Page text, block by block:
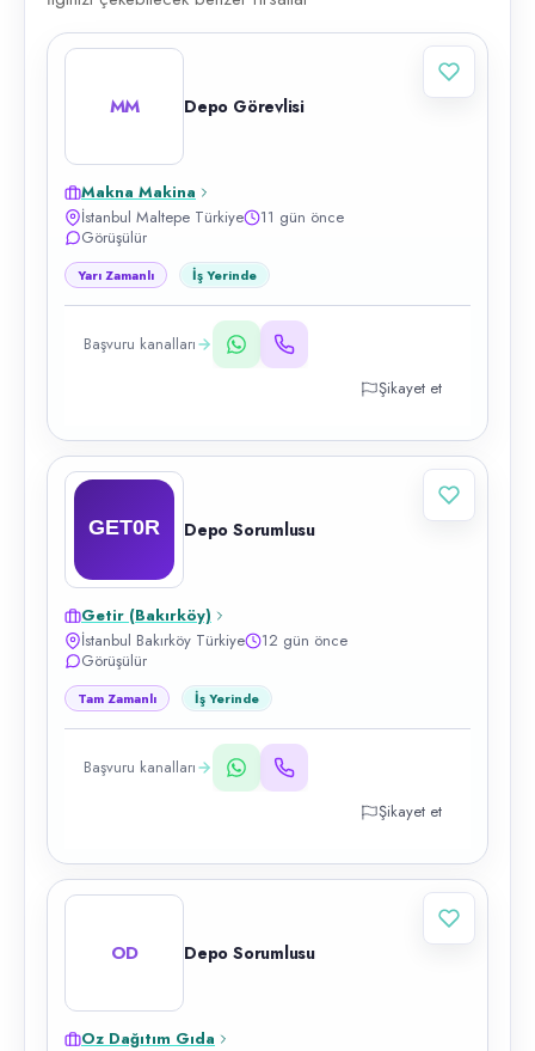
MM Depo Görevlisi
Makna Makina
İstanbul Maltepe Türkiye
11 gün önce
Görüşülür
Yarı Zamanlı İş Yerinde
Başvuru kanalları
Şikayet et
Depo Sorumlusu
Getir (Bakırköy)
İstanbul Bakırköy Türkiye
12 gün önce
Görüşülür
Tam Zamanlı İş Yerinde
Başvuru kanalları
Şikayet et
OD Depo Sorumlusu
Oz Dağıtım Gıda